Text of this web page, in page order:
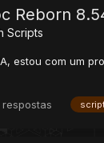
Reborn
Scripts
estou com um